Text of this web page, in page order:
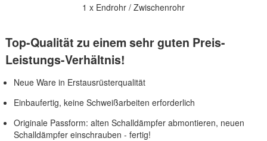
1 x Endrohr / Zwischenrohr
Top-Qualität zu einem sehr guten Preis-
Leistungs-Verhältnis!
Neue Ware in Erstausrüsterqualität
Einbaufertig, keine Schweißarbeiten erforderlich
Originale Passform: alten Schalldämpfer abmontieren, neuen
Schalldämpfer einschrauben - fertig!